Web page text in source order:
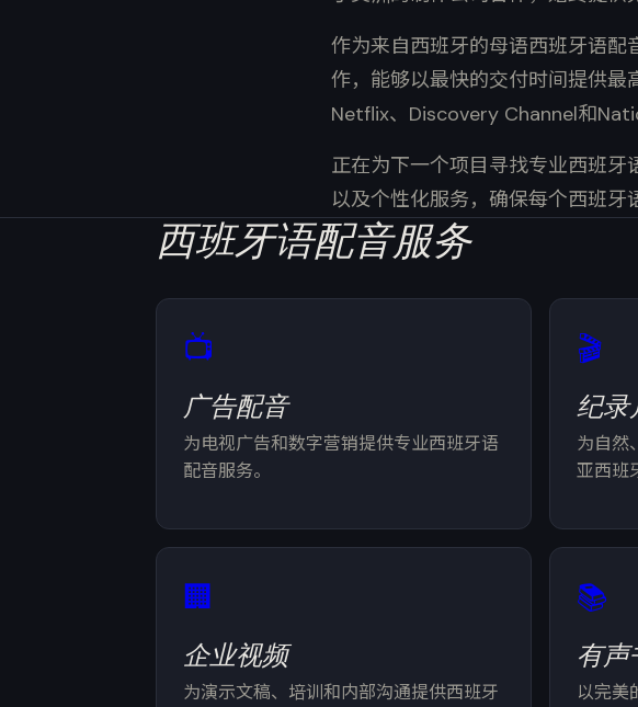
作为来自西班牙的母语西班牙语
作，能够以最快的交付时间提供
Netflix、Discovery Channel和
正在为下一个项目寻找专业西班
以及个性化服务，确保每个西班牙
西班牙语配音服务
📺
广告配音
为电视广告和数字营销提供专业西班牙语
配音服务。
🎬
纪录
为自然
亚西班
🏢
企业视频
为演示文稿、培训和内部沟通提供西班牙
📚
有声
以完美